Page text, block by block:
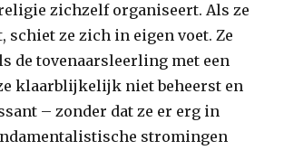
zichzelf organiseert. Als ze
schiet ze zich in eigen voet. Ze
de tovenaarsleerling met een
klaarblijkelijk niet beheerst en
– zonder dat ze er erg in
stromingen